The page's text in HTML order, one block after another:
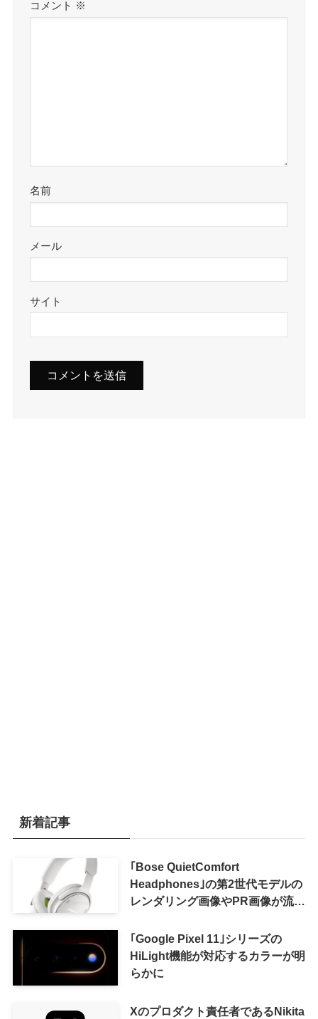
コメント ※
名前
メール
サイト
新着記事
｢Bose QuietComfort
Headphones｣の第2世代モデルの
レンダリング画像やPR画像が流出
｢Google Pixel 11｣シリーズの
HiLight機能が対応するカラーが明
らかに
Xのプロダクト責任者であるNikita